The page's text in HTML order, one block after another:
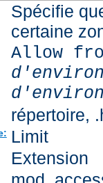
Spécifie
certaine
Allow
répertoire,
Limit
Extension